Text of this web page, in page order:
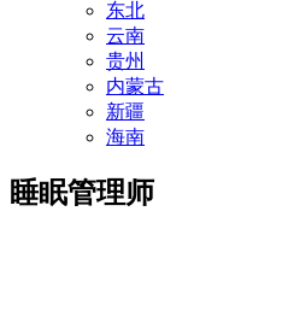
东北
云南
贵州
内蒙古
新疆
海南
睡眠管理师